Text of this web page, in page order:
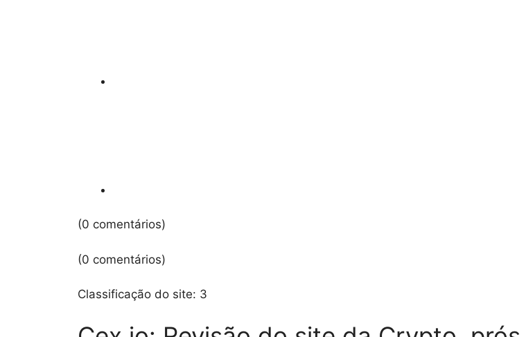
(0 comentários)
(0 comentários)
Classificação do site: 3